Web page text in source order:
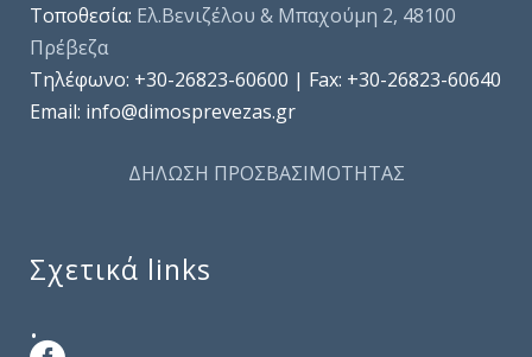
Τοποθεσία: Ελ.Βενιζέλου & Μπαχούμη 2, 48100
Πρέβεζα
Τηλέφωνo: +30-26823-60600 | Fax: +30-26823-60640
Email: info@dimosprevezas.gr
ΔΗΛΩΣΗ ΠΡΟΣΒΑΣΙΜΟΤΗΤΑΣ
Σχετικά links
.